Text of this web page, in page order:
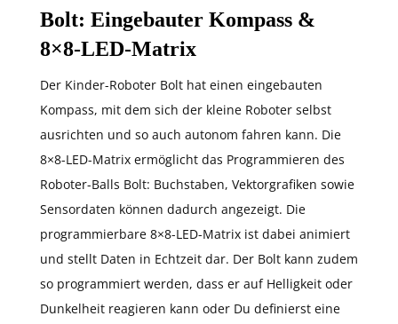
Bolt: Eingebauter Kompass &
8×8-LED-Matrix
Der Kinder-Roboter Bolt hat einen eingebauten
Kompass, mit dem sich der kleine Roboter selbst
ausrichten und so auch autonom fahren kann. Die
8×8-LED-Matrix ermöglicht das Programmieren des
Roboter-Balls Bolt: Buchstaben, Vektorgrafiken sowie
Sensordaten können dadurch angezeigt. Die
programmierbare 8×8-LED-Matrix ist dabei animiert
und stellt Daten in Echtzeit dar. Der Bolt kann zudem
so programmiert werden, dass er auf Helligkeit oder
Dunkelheit reagieren kann oder Du definierst eine